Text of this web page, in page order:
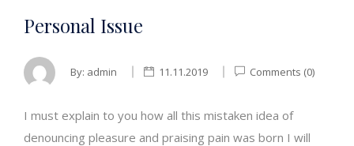
Personal Issue
By: admin 11.11.2019 Comments (0)
I must explain to you how all this mistaken idea of
denouncing pleasure and praising pain was born I will